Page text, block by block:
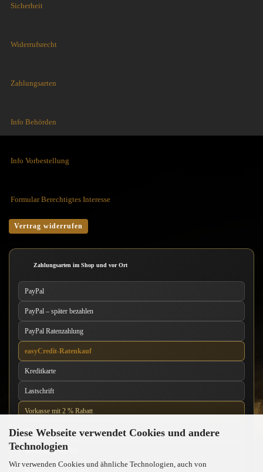
Diese Webseite verwendet Cookies und andere
Technologien
Wir verwenden Cookies und ähnliche Technologien, auch von
Sicherheit
Widerrufsrecht
Zahlungsarten
Info Behörden
Info Vorbestellung
Formular Berechtigtes Interesse
Vertrag widerrufen
Zahlungsarten im Shop und vor Ort
PayPal
PayPal – später bezahlen
PayPal Ratenzahlung
easyCredit-Ratenkauf
Kreditkarte
Lastschrift
Vorkasse mit 2 % Rabatt
Nachnahme
Barzahlung vor Ort